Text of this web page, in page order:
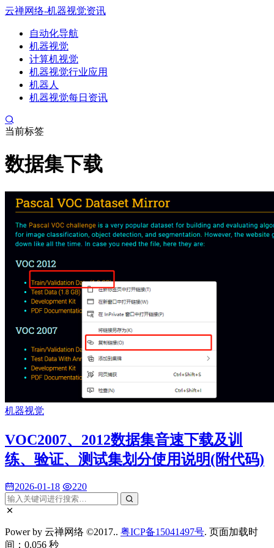
云禅网络-机器视觉资讯
自动化导航
机器视觉
计算机视觉
机器视觉行业应用
机器人
机器视觉每日资讯
当前标签
数据集下载
机器视觉
VOC2007、2012数据集音速下载及训
练、验证、测试集划分使用说明(附代码)
2026-01-18 220
Power by 云禅网络 ©2017.. 粤ICP备15041497号. 页面加载时
间：0.056 秒